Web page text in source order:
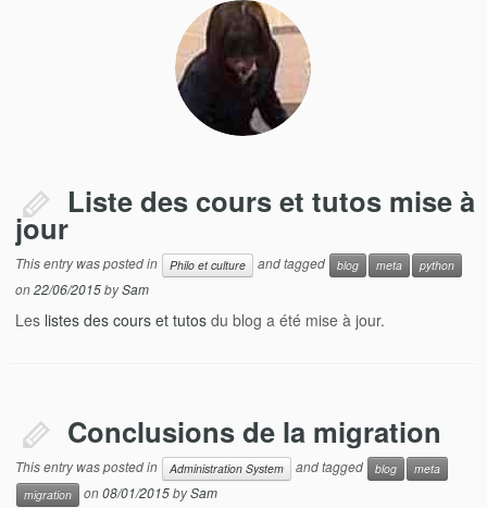
Liste des cours et tutos mise à
jour
This entry was posted in Philo et culture and tagged blog meta python
on22/06/2015bySam
Les listes des cours et tutos du blog a été mise à jour.
Conclusions de la migration
This entry was posted in Administration System and tagged blog
meta
migration
on08/01/2015bySam